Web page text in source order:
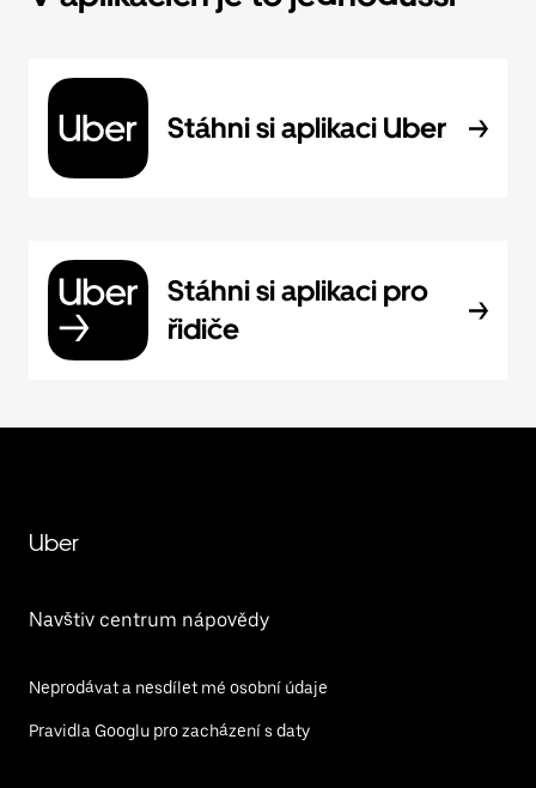
Stáhni si aplikaci Uber
Stáhni si aplikaci pro
řidiče
Uber
Navštiv centrum nápovědy
Neprodávat a nesdílet mé osobní údaje
Pravidla Googlu pro zacházení s daty